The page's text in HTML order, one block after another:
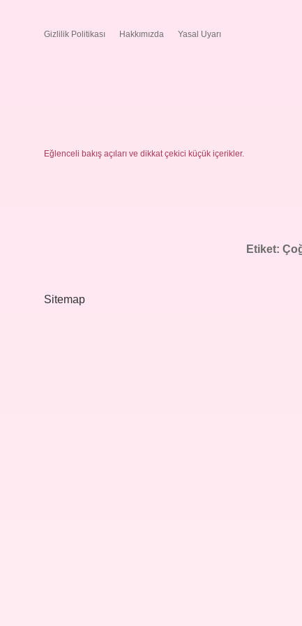
Gizlilik Politikası Hakkımızda Yasal Uyarı
Eğlenceli bakış açıları ve dikkat çekici küçük içerikler.
Etiket:
Sitemap